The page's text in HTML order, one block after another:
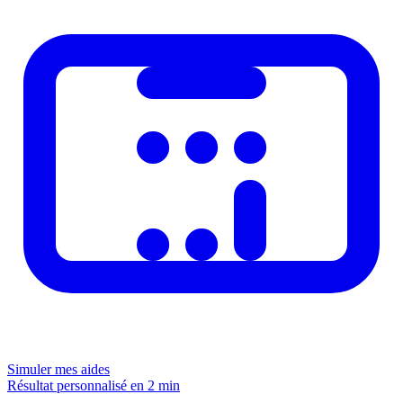
Simuler mes aides
Résultat personnalisé en 2 min